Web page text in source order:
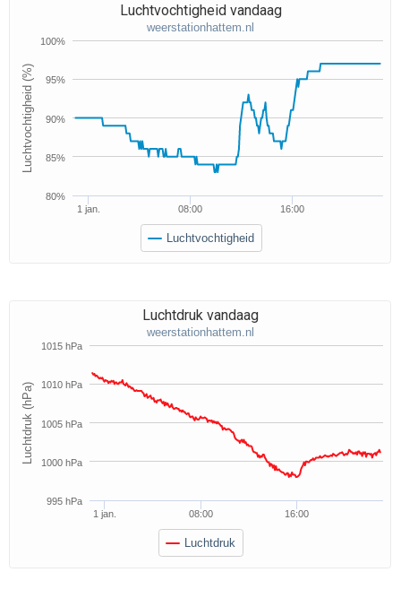
Luchtvochtigheid (%)
Luchtvochtigheid vandaag
weerstationhattem.nl
Luchtvochtigheid
1 jan. 08:00 16:00
80%
85%
90%
95%
100%
Luchtdruk (hPa)
Luchtdruk vandaag
weerstationhattem.nl
Luchtdruk
1 jan. 08:00 16:00
995 hPa
1000 hPa
1005 hPa
1010 hPa
1015 hPa